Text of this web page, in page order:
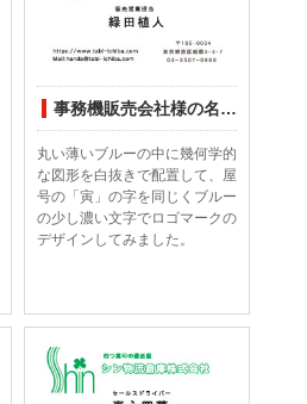
事務機販売会社様の名刺印刷デザイン
丸い薄いブルーの中に幾何学的
な図形を白抜きで配置して、屋
号の「寅」の字を同じくブルー
の少し濃い文字でロゴマークの
デザインしてみました。